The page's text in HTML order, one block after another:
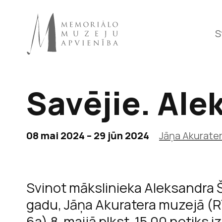
Raiņa
Savējie.
08 mai 2024 – 29 jūn 2024 Jāņa
Svinot mākslinieka Aleksandra
gadu, Jāņa Akuratera muzejā